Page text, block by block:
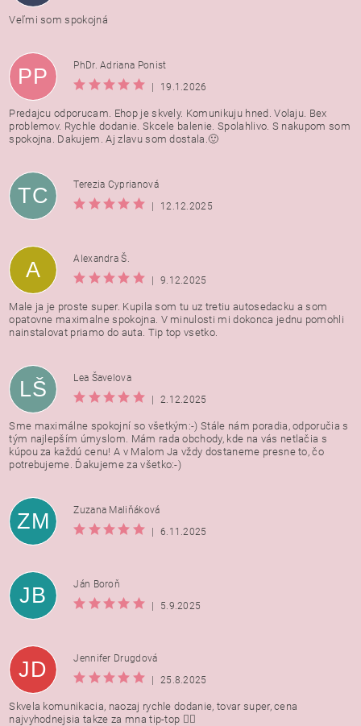
Veľmi som spokojná
PP
PhDr. Adriana Ponist
|
19.1.2026
Predajcu odporucam. Ehop je skvely. Komunikuju hned. Volaju. Bex
problemov. Rychle dodanie. Skcele balenie. Spolahlivo. S nakupom som
spokojna. Dakujem. Aj zlavu som dostala.🙂
TC
Terezia Cyprianová
|
12.12.2025
A
Alexandra Š.
|
9.12.2025
Male ja je proste super. Kupila som tu uz tretiu autosedacku a som
opatovne maximalne spokojna. V minulosti mi dokonca jednu pomohli
nainstalovat priamo do auta. Tip top vsetko.
LŠ
Lea Šavelova
|
2.12.2025
Sme maximálne spokojní so všetkým:-) Stále nám poradia, odporučia s
tým najlepším úmyslom. Mám rada obchody, kde na vás netlačia s
kúpou za každú cenu! A v Malom Ja vždy dostaneme presne to, čo
potrebujeme. Ďakujeme za všetko:-)
ZM
Zuzana Maliňáková
|
6.11.2025
JB
Ján Boroň
|
5.9.2025
JD
Jennifer Drugdová
|
25.8.2025
Skvela komunikacia, naozaj rychle dodanie, tovar super, cena
najvyhodnejsia takze za mna tip-top 👍🏻